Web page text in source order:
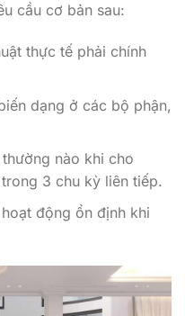
cầu cơ bản sau:
thực tế phải chính
dạng ở các bộ phận,
nào khi cho
3 chu kỳ liên tiếp.
động ổn định khi